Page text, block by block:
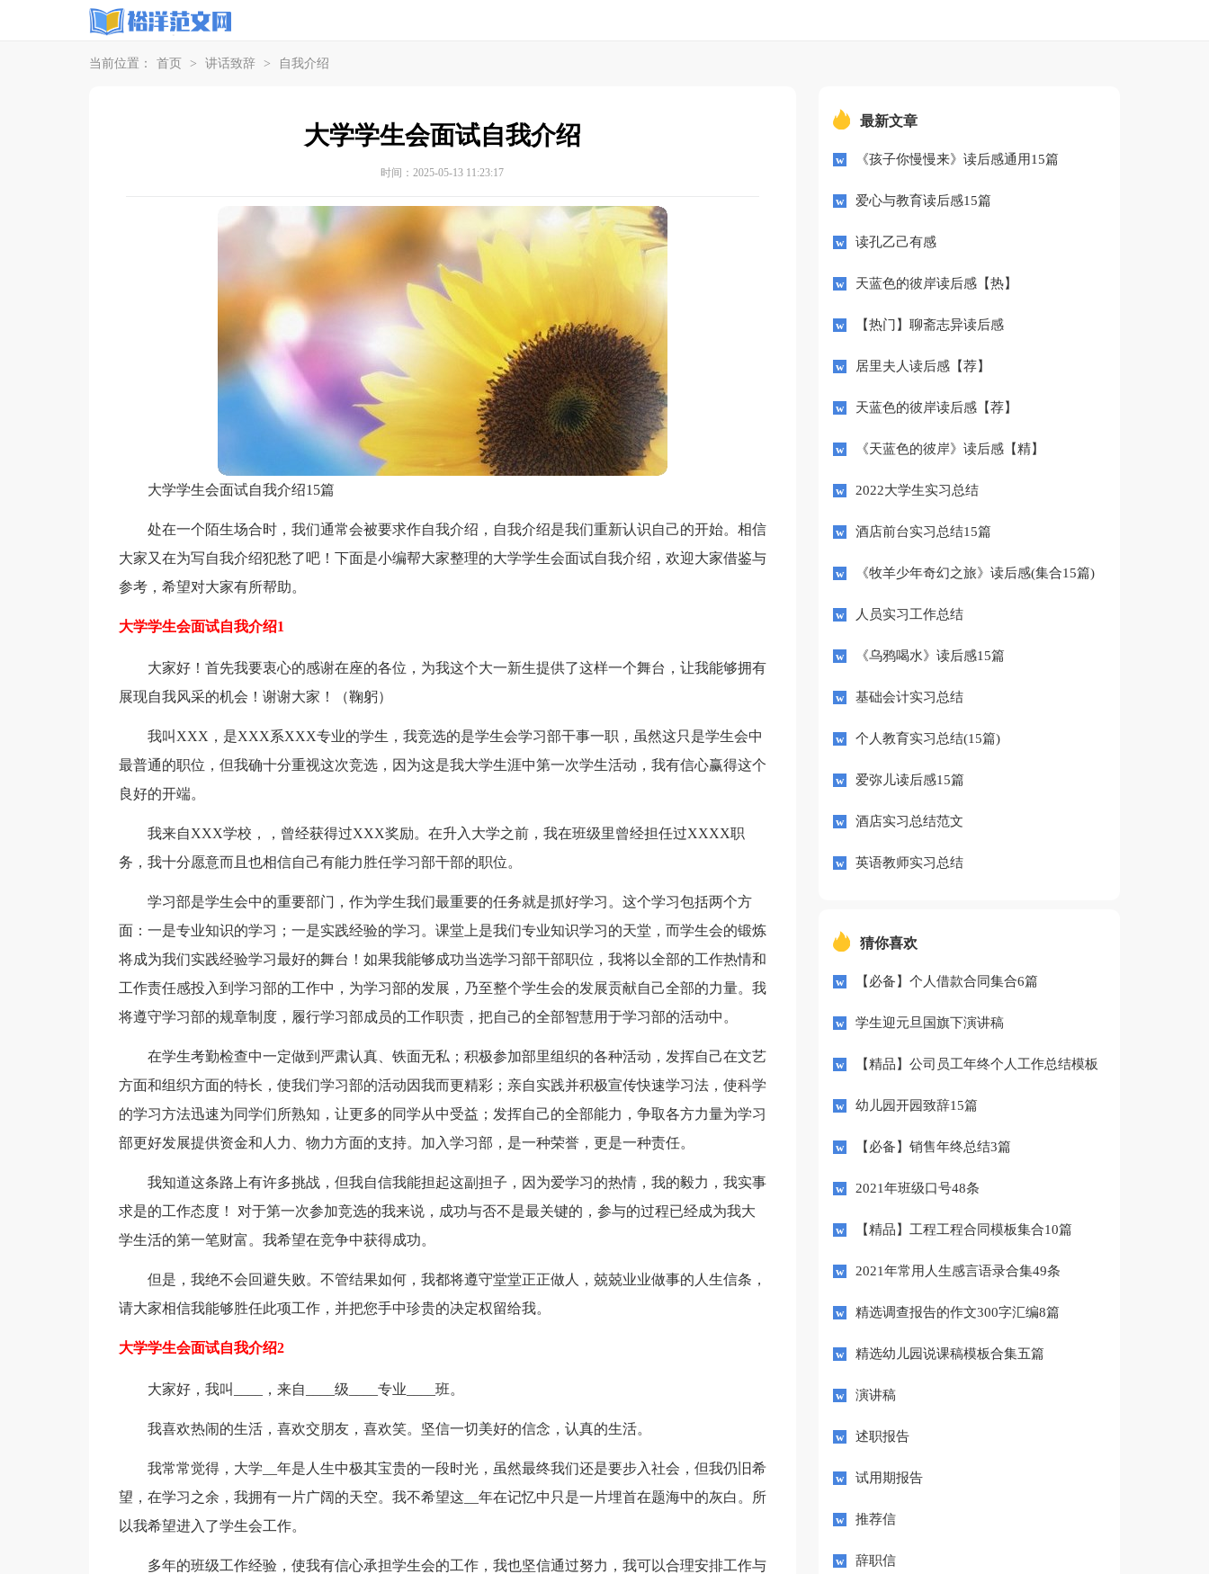
当前位置： 首页 > 讲话致辞 > 自我介绍
大学学生会面试自我介绍
时间：2025-05-13 11:23:17
大学学生会面试自我介绍15篇
处在一个陌生场合时，我们通常会被要求作自我介绍，自我介绍是我们重新认识自己的开始。相信
大家又在为写自我介绍犯愁了吧！下面是小编帮大家整理的大学学生会面试自我介绍，欢迎大家借鉴与
参考，希望对大家有所帮助。
大学学生会面试自我介绍1
大家好！首先我要衷心的感谢在座的各位，为我这个大一新生提供了这样一个舞台，让我能够拥有
展现自我风采的机会！谢谢大家！（鞠躬）
我叫XXX，是XXX系XXX专业的学生，我竞选的是学生会学习部干事一职，虽然这只是学生会中
最普通的职位，但我确十分重视这次竞选，因为这是我大学生涯中第一次学生活动，我有信心赢得这个
良好的开端。
我来自XXX学校，，曾经获得过XXX奖励。在升入大学之前，我在班级里曾经担任过XXXX职
务，我十分愿意而且也相信自己有能力胜任学习部干部的职位。
学习部是学生会中的重要部门，作为学生我们最重要的任务就是抓好学习。这个学习包括两个方
面：一是专业知识的学习；一是实践经验的学习。课堂上是我们专业知识学习的天堂，而学生会的锻炼
将成为我们实践经验学习最好的舞台！如果我能够成功当选学习部干部职位，我将以全部的工作热情和
工作责任感投入到学习部的工作中，为学习部的发展，乃至整个学生会的发展贡献自己全部的力量。我
将遵守学习部的规章制度，履行学习部成员的工作职责，把自己的全部智慧用于学习部的活动中。
在学生考勤检查中一定做到严肃认真、铁面无私；积极参加部里组织的各种活动，发挥自己在文艺
方面和组织方面的特长，使我们学习部的活动因我而更精彩；亲自实践并积极宣传快速学习法，使科学
的学习方法迅速为同学们所熟知，让更多的同学从中受益；发挥自己的全部能力，争取各方力量为学习
部更好发展提供资金和人力、物力方面的支持。加入学习部，是一种荣誉，更是一种责任。
我知道这条路上有许多挑战，但我自信我能担起这副担子，因为爱学习的热情，我的毅力，我实事
求是的工作态度！ 对于第一次参加竞选的我来说，成功与否不是最关键的，参与的过程已经成为我大
学生活的第一笔财富。我希望在竞争中获得成功。
但是，我绝不会回避失败。不管结果如何，我都将遵守堂堂正正做人，兢兢业业做事的人生信条，
请大家相信我能够胜任此项工作，并把您手中珍贵的决定权留给我。
大学学生会面试自我介绍2
大家好，我叫____，来自____级____专业____班。
我喜欢热闹的生活，喜欢交朋友，喜欢笑。坚信一切美好的信念，认真的生活。
我常常觉得，大学__年是人生中极其宝贵的一段时光，虽然最终我们还是要步入社会，但我仍旧希
望，在学习之余，我拥有一片广阔的天空。我不希望这__年在记忆中只是一片埋首在题海中的灰白。所
以我希望进入了学生会工作。
多年的班级工作经验，使我有信心承担学生会的工作，我也坚信通过努力，我可以合理安排工作与
最新文章
《孩子你慢慢来》读后感通用15篇
爱心与教育读后感15篇
读孔乙己有感
天蓝色的彼岸读后感【热】
【热门】聊斋志异读后感
居里夫人读后感【荐】
天蓝色的彼岸读后感【荐】
《天蓝色的彼岸》读后感【精】
2022大学生实习总结
酒店前台实习总结15篇
《牧羊少年奇幻之旅》读后感(集合15篇)
人员实习工作总结
《乌鸦喝水》读后感15篇
基础会计实习总结
个人教育实习总结(15篇)
爱弥儿读后感15篇
酒店实习总结范文
英语教师实习总结
猜你喜欢
【必备】个人借款合同集合6篇
学生迎元旦国旗下演讲稿
【精品】公司员工年终个人工作总结模板
锦集九篇
幼儿园开园致辞15篇
【必备】销售年终总结3篇
2021年班级口号48条
【精品】工程工程合同模板集合10篇
2021年常用人生感言语录合集49条
精选调查报告的作文300字汇编8篇
精选幼儿园说课稿模板合集五篇
演讲稿
述职报告
试用期报告
推荐信
辞职信